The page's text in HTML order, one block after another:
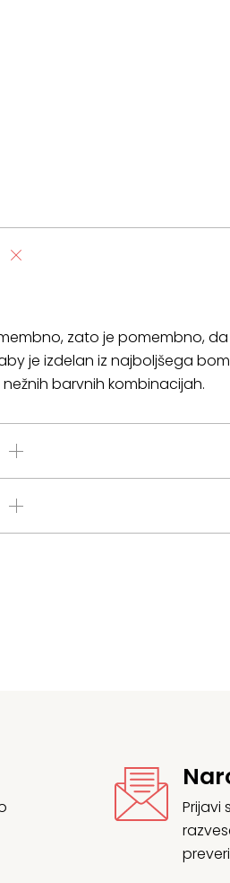
zato je pomembno,
je izdelan iz najboljšega
barvnih kombinacijah.
Prijavi